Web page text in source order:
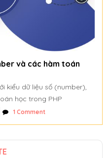
và các hàm toán
kiểu dữ liệu số (number),
học trong PHP
1 Comment